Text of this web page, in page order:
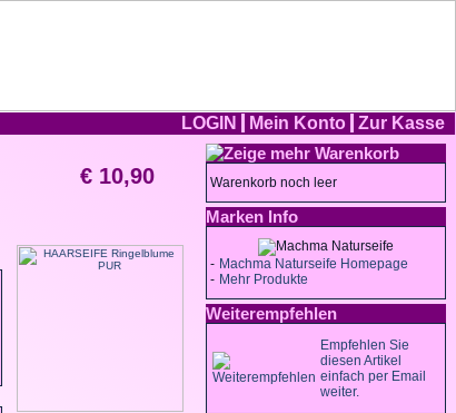
LOGIN Mein Konto
Zur Kasse
€ 10,90
Warenkorb
Warenkorb noch leer
Marken Info
- Machma Naturseife Homepage
- Mehr Produkte
Weiterempfehlen
Empfehlen Sie
diesen Artikel
einfach per Email
weiter.